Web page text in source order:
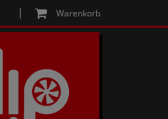
Warenkorb